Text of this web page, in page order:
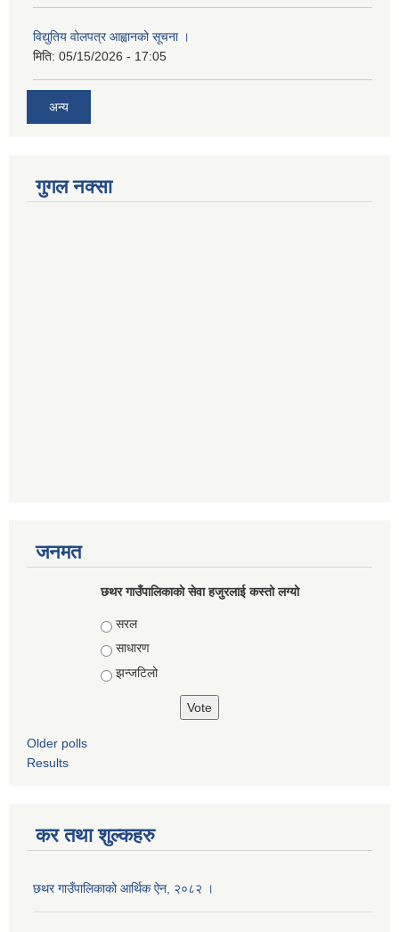
विद्युतिय वोलपत्र आह्वानको सूचना ।
मिति: 05/15/2026 - 17:05
अन्य
गुगल नक्सा
जनमत
छथर गाउँपालिकाको सेवा हजुरलाई कस्तो लग्यो
Choices
सरल
साधारण
झन्जटिलो
Older polls
Results
कर तथा शुल्कहरु
छथर गाउँपालिकाको आर्थिक ऐन, २०८२ ।